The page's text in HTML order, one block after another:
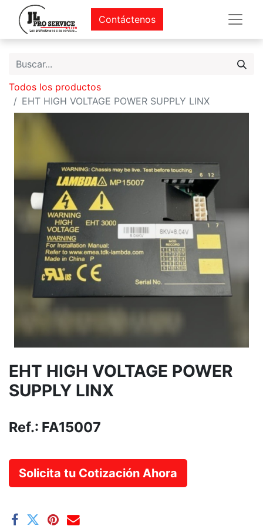
Contáctenos
Todos los productos
EHT HIGH VOLTAGE POWER SUPPLY LINX
EHT HIGH VOLTAGE POWER
SUPPLY LINX
Ref.: FA15007
Solicita tu Cotización Ahora